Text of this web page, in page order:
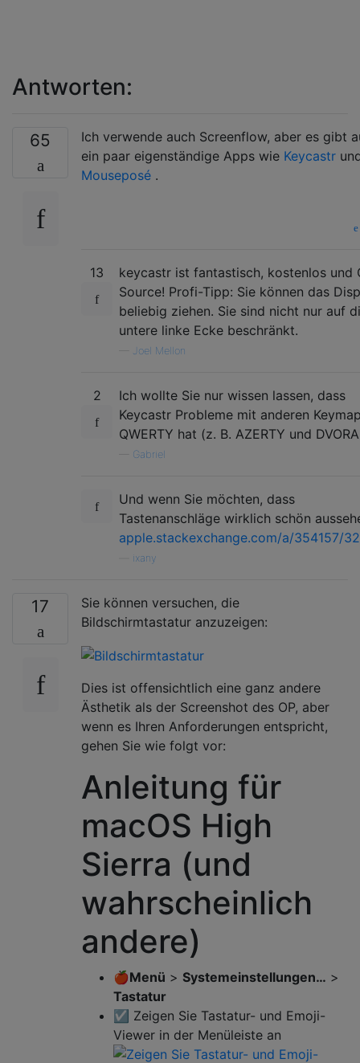
Antworten:
65
Ich verwende auch Screenflow, aber es gibt
ein paar eigenständige Apps wie Keycastr
Mouseposé .
13
keycastr ist fantastisch, kostenlos und
Source! Profi-Tipp: Sie können das
beliebig ziehen. Sie sind nicht nur auf
untere linke Ecke beschränkt.
Joel Mellon
2
Ich wollte Sie nur wissen lassen, dass
Keycastr Probleme mit anderen
QWERTY hat (z. B. AZERTY und
Gabriel
Und wenn Sie möchten, dass
Tastenanschläge wirklich schön
apple.stackexchange.com/a/354157/
ixany
17
Sie können versuchen, die
Bildschirmtastatur anzuzeigen:
Dies ist offensichtlich eine ganz andere
Ästhetik als der Screenshot des OP, aber
wenn es Ihren Anforderungen entspricht,
gehen Sie wie folgt vor:
Anleitung für
macOS High
Sierra (und
wahrscheinlich
andere)
🍎Menü > Systemeinstellungen… >
Tastatur
☑️ Zeigen Sie Tastatur- und Emoji-
Viewer in der Menüleiste an